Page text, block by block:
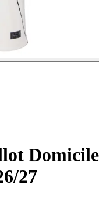
Domicile
27